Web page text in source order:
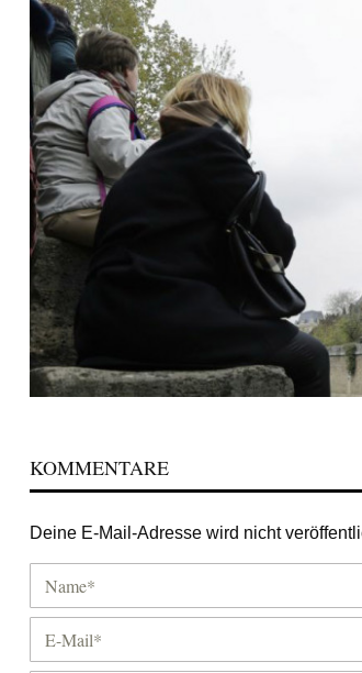
KOMMENTARE
Deine E-Mail-Adresse wird nicht